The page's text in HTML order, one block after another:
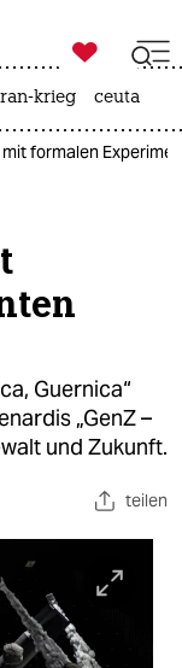

taz zahl ich
krieg ceuta
formalen
Guernica“
„GenZ –
und Zukunft.
teilen